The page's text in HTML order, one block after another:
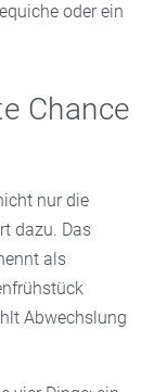
oder ein
Chance
nur die
dazu. Das
als
Abwechslung